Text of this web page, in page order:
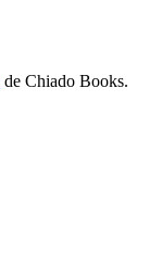
de Chiado Books.